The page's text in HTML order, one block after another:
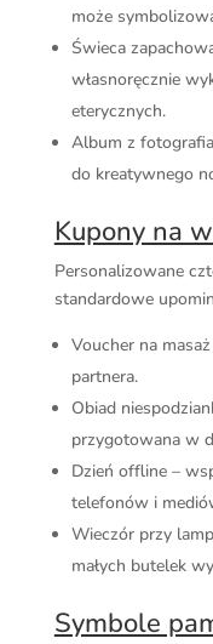
może
Świeca
własnoręcznie
eterycznych.
Album z
do kreatywnego
Kupony na
Personalizowane
standardowe
Voucher na
partnera.
Obiad
przygotowana w
Dzień offline –
telefonów i
Wieczór przy
małych butelek
Symbole